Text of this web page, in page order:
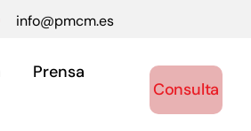
info@pmcm.es
Prensa
Consulta